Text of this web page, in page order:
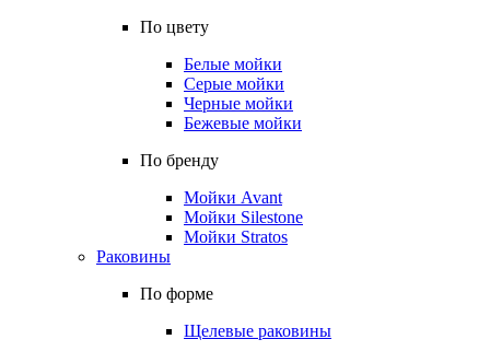
По цвету
Белые мойки
Серые мойки
Черные мойки
Бежевые мойки
По бренду
Мойки Avant
Мойки Silestone
Мойки Stratos
Раковины
По форме
Щелевые раковины